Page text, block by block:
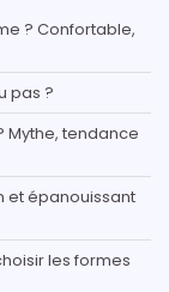
? Confortable,
pas ?
Mythe, tendance
et épanouissant
les formes